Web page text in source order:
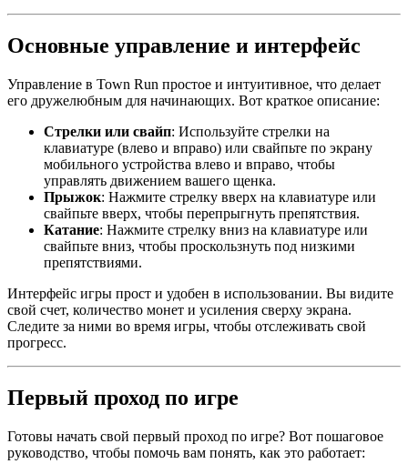
Основные управление и интерфейс
Управление в Town Run простое и интуитивное, что делает
его дружелюбным для начинающих. Вот краткое описание:
Стрелки или свайп: Используйте стрелки на
клавиатуре (влево и вправо) или свайпьте по экрану
мобильного устройства влево и вправо, чтобы
управлять движением вашего щенка.
Прыжок: Нажмите стрелку вверх на клавиатуре или
свайпьте вверх, чтобы перепрыгнуть препятствия.
Катание: Нажмите стрелку вниз на клавиатуре или
свайпьте вниз, чтобы проскользнуть под низкими
препятствиями.
Интерфейс игры прост и удобен в использовании. Вы видите
свой счет, количество монет и усиления сверху экрана.
Следите за ними во время игры, чтобы отслеживать свой
прогресс.
Первый проход по игре
Готовы начать свой первый проход по игре? Вот пошаговое
руководство, чтобы помочь вам понять, как это работает: